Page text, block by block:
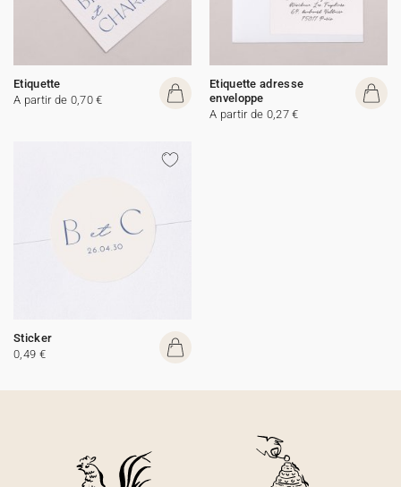
Etiquette
A partir de 0,70 €
Etiquette adresse
enveloppe
A partir de 0,27 €
Sticker
0,49 €